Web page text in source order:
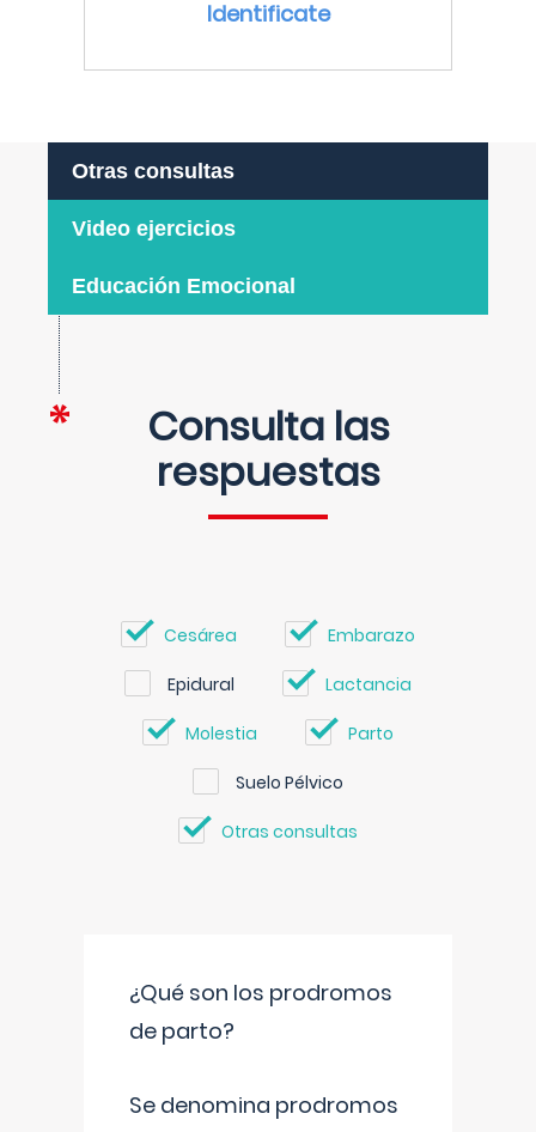
Identificate
Otras consultas
Video ejercicios
Educación Emocional
Consulta las
respuestas
Cesárea Embarazo
Epidural Lactancia
Molestia Parto
Suelo Pélvico
Otras consultas
¿Qué son los prodromos
de parto?
Se denomina prodromos